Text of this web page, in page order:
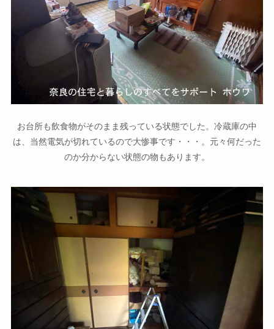
お台所も飲食物がそのまま残っている状態でした。冷蔵庫の中
は、当然電気が切れているので大惨事です・・・。元々何だった
のか分からない状態の物もあります。